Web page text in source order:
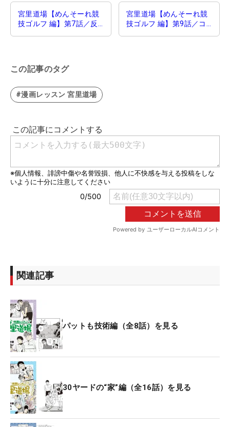
宮里道場【めんそーれ競
技ゴルフ 編】第7話／反
宮里道場【めんそーれ競
技ゴルフ 編】第9話／コ
この記事のタグ
#漫画レッスン 宮里道場
関連記事
パットも技術編（全8話）を見る
30ヤードの“家”編（全16話）を見る